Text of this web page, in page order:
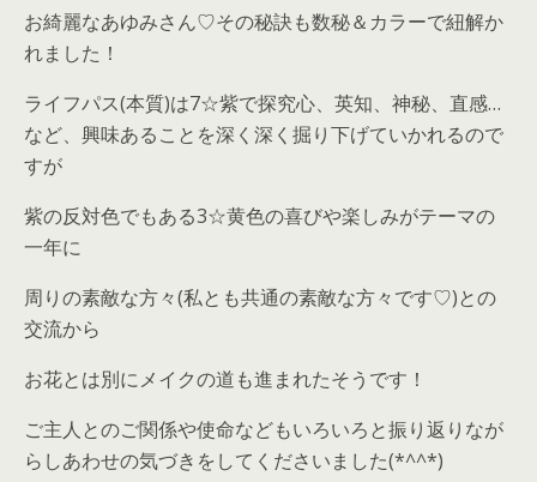
お綺麗なあゆみさん♡その秘訣も数秘＆カラーで紐解か
れました！
ライフパス(本質)は7☆紫で探究心、英知、神秘、直感…
など、興味あることを深く深く掘り下げていかれるので
すが
紫の反対色でもある3☆黄色の喜びや楽しみがテーマの
一年に
周りの素敵な方々(私とも共通の素敵な方々です♡)との
交流から
お花とは別にメイクの道も進まれたそうです！
ご主人とのご関係や使命などもいろいろと振り返りなが
らしあわせの気づきをしてくださいました(*^^*)